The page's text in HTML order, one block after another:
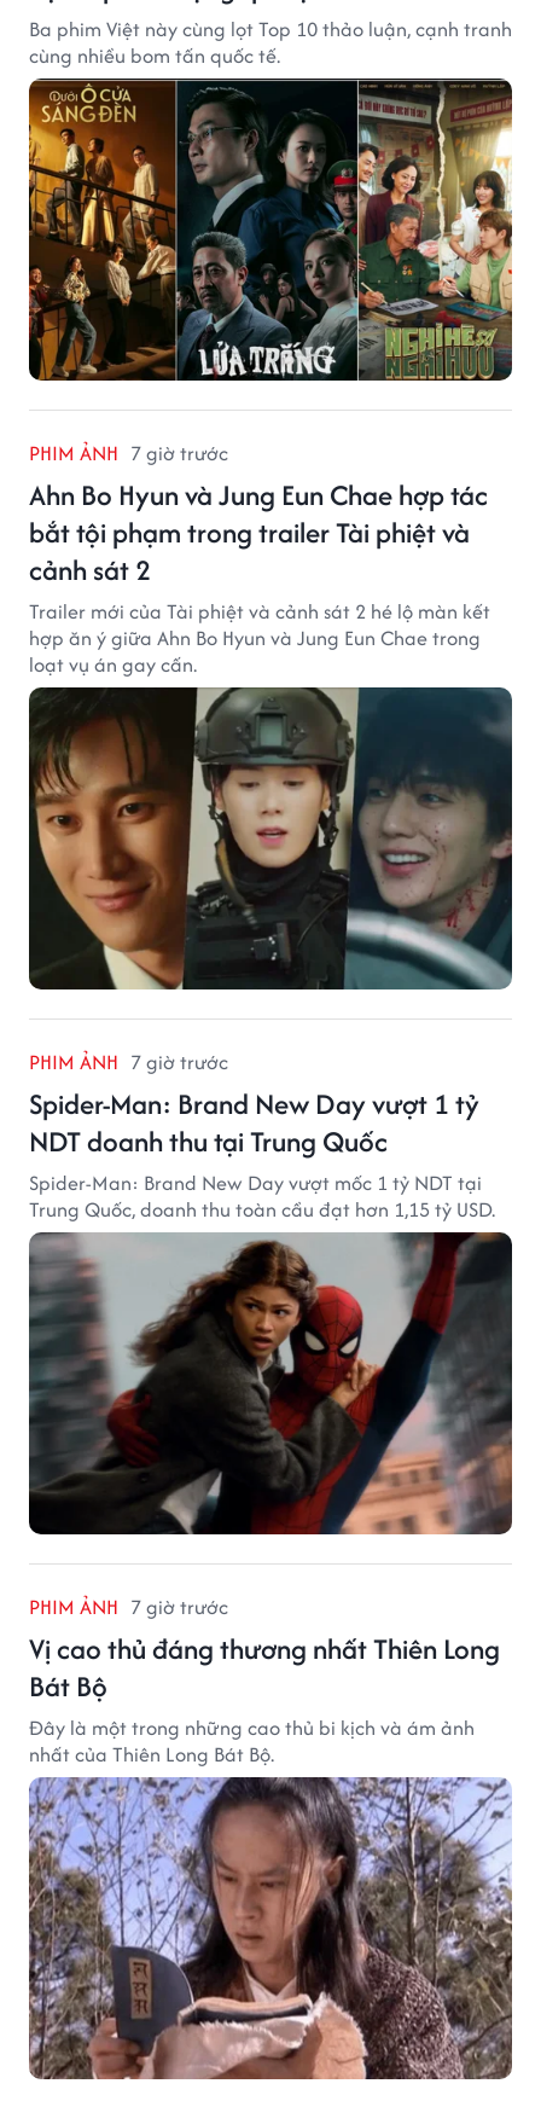
Ba phim Việt này cùng lọt Top 10 thảo luận, cạnh tranh
cùng nhiều bom tấn quốc tế.
PHIM ẢNH 7 giờ trước
Ahn Bo Hyun và Jung Eun Chae hợp tác
bắt tội phạm trong trailer Tài phiệt và
cảnh sát 2
Trailer mới của Tài phiệt và cảnh sát 2 hé lộ màn kết
hợp ăn ý giữa Ahn Bo Hyun và Jung Eun Chae trong
loạt vụ án gay cấn.
PHIM ẢNH 7 giờ trước
Spider-Man: Brand New Day vượt 1 tỷ
NDT doanh thu tại Trung Quốc
Spider-Man: Brand New Day vượt mốc 1 tỷ NDT tại
Trung Quốc, doanh thu toàn cầu đạt hơn 1,15 tỷ USD.
PHIM ẢNH 7 giờ trước
Vị cao thủ đáng thương nhất Thiên Long
Bát Bộ
Đây là một trong những cao thủ bi kịch và ám ảnh
nhất của Thiên Long Bát Bộ.